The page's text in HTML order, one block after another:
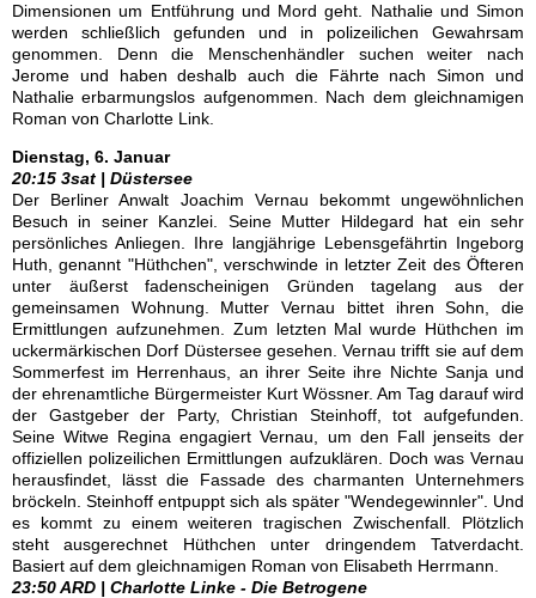
Dimensionen um Entführung und Mord geht. Nathalie und Simon
werden schließlich gefunden und in polizeilichen Gewahrsam
genommen. Denn die Menschenhändler suchen weiter nach
Jerome und haben deshalb auch die Fährte nach Simon und
Nathalie erbarmungslos aufgenommen. Nach dem gleichnamigen
Roman von Charlotte Link.
Dienstag, 6. Januar
20:15 3sat | Düstersee
Der Berliner Anwalt Joachim Vernau bekommt ungewöhnlichen
Besuch in seiner Kanzlei. Seine Mutter Hildegard hat ein sehr
persönliches Anliegen. Ihre langjährige Lebensgefährtin Ingeborg
Huth, genannt "Hüthchen", verschwinde in letzter Zeit des Öfteren
unter äußerst fadenscheinigen Gründen tagelang aus der
gemeinsamen Wohnung. Mutter Vernau bittet ihren Sohn, die
Ermittlungen aufzunehmen. Zum letzten Mal wurde Hüthchen im
uckermärkischen Dorf Düstersee gesehen. Vernau trifft sie auf dem
Sommerfest im Herrenhaus, an ihrer Seite ihre Nichte Sanja und
der ehrenamtliche Bürgermeister Kurt Wössner. Am Tag darauf wird
der Gastgeber der Party, Christian Steinhoff, tot aufgefunden.
Seine Witwe Regina engagiert Vernau, um den Fall jenseits der
offiziellen polizeilichen Ermittlungen aufzuklären. Doch was Vernau
herausfindet, lässt die Fassade des charmanten Unternehmers
bröckeln. Steinhoff entpuppt sich als später "Wendegewinnler". Und
es kommt zu einem weiteren tragischen Zwischenfall. Plötzlich
steht ausgerechnet Hüthchen unter dringendem Tatverdacht.
Basiert auf dem gleichnamigen Roman von Elisabeth Herrmann.
23:50 ARD | Charlotte Linke - Die Betrogene